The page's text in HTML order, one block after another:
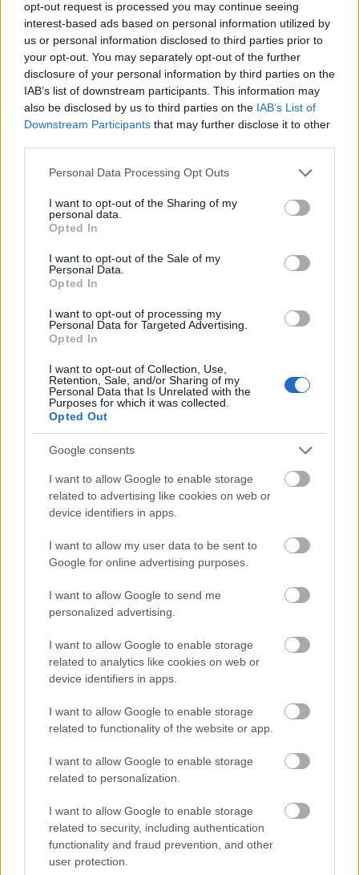
opt-out request is processed you may continue seeing
interest-based ads based on personal information utilized by
us or personal information disclosed to third parties prior to
your opt-out. You may separately opt-out of the further
disclosure of your personal information by third parties on the
IAB’s list of downstream participants. This information may
also be disclosed by us to third parties on the IAB’s List of
Downstream Participants that may further disclose it to other
Please note that this website/app uses one or more Google
not limited to your visit or usage behaviour. You may click to
grant or deny consent to Google and its third-party tags to
use your data for below specified purposes in below Google
consent section.
Personal Data Processing Opt Outs
I want to opt-out of the Sharing of my
personal data.
Opted In
I want to opt-out of the Sale of my
Personal Data.
Opted In
I want to opt-out of processing my
Personal Data for Targeted Advertising.
Opted In
I want to opt-out of Collection, Use,
Retention, Sale, and/or Sharing of my
Personal Data that Is Unrelated with the
Purposes for which it was collected.
Opted Out
Google consents
I want to allow Google to enable storage
related to advertising like cookies on web or
device identifiers in apps.
I want to allow my user data to be sent to
Google for online advertising purposes.
I want to allow Google to send me
personalized advertising.
I want to allow Google to enable storage
related to analytics like cookies on web or
device identifiers in apps.
I want to allow Google to enable storage
related to functionality of the website or app.
I want to allow Google to enable storage
related to personalization.
I want to allow Google to enable storage
related to security, including authentication
functionality and fraud prevention, and other
user protection.
én lesz a premierje a George Sand XIX. századi írónő
életét és művészetét kortárs színházi eszközökkel
színre vivőHa álom az életcímű előadásnak. A
produkció rendezője a fiatal francia rendező,
Adélaïde Pralon, a két főszerepet Szakács Hajnalka
és Varga Klári játssza majd a Horváth Árpád
Stúdiószínházban.
Hogyan nevezzelek?(fotó: Máthé András)
Visky András író, dramaturg, rendező volt a tavalyi
DESZKA Fesztivál díszvendége, és a rendezvény egyik
legsikeresebb előadásának az általa írt
című
monodrámából készült produkció bizonyult,
Ráckevei Anna főszereplésével. Az önéletrajzi
ihletésű darab középpontjában Júlia, az édesanya
deltába. Az előadás – melynek alcíme Párbeszéd a
szerelemről – a férjétől elszakított és számos erkölcsi
dialógusát viszi színre. A színház igazgatója, a
Jászai-díjas, Érdemes Művész így emlékszik vissza:
„Már az is külön élmény, hogy az ember ’vendégjátszik’
az anyaszínházában, de hogy itt találkozhattam a
darabbéli hét gyerekből kettővel...! Az elmúlt évad nagy
élménye, ajándéka volt számomra az előadás, a
találkozások, és ajándék az is, hogy ősztől tovább
játszhatom, nemcsak Budapesten, hanem Debrecenben
Júliaugyanis az idei évadtól a debreceni
színház repertoárját gazdagítja.
Visky András azonban nem csupán szerzőként,
hanem dramaturgként is dolgozik majd a Kossuth
utcai épületben: fia, Visky Andrej rendezésében